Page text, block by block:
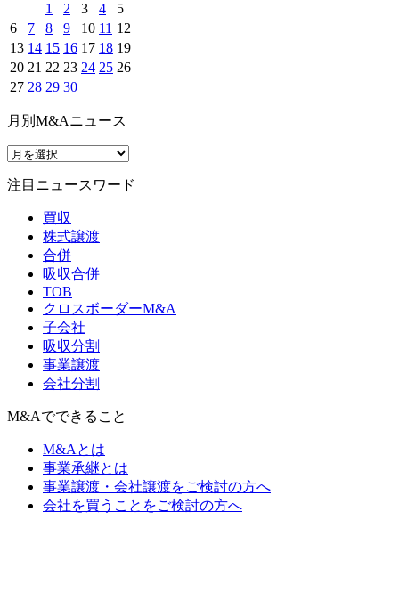
1
2 3 4
5
6
7 8 9 10 11 12
13 14 15 16 17 18 19
20 21 22 23 24 25 26
27 28 29 30
月別M&Aニュース
注目ニュースワード
買収
株式譲渡
合併
吸収合併
TOB
クロスボーダーM&A
子会社
吸収分割
事業譲渡
会社分割
M&Aでできること
M&Aとは
事業承継とは
事業譲渡・会社譲渡をご検討の方へ
会社を買うことをご検討の方へ